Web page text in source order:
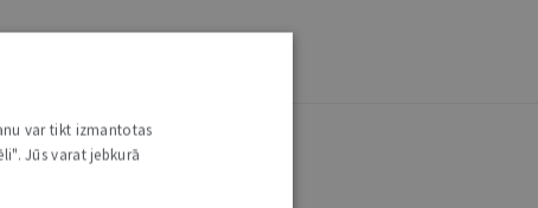
var tikt izmantotas
Jūs varat jebkurā